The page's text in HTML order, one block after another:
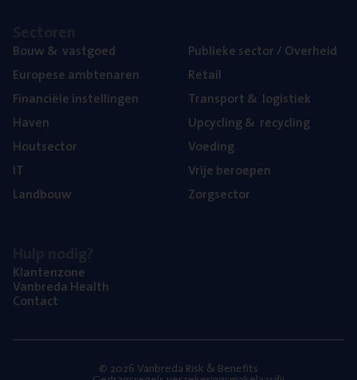
Bouw& vastgoed
Euro­pe­se ambtenaren
Finan­ci­ë­le instellingen
Haven
Hout­sec­tor
IT
Land­bouw
Publie­ke sec­tor / Overheid
Retail
Trans­port& logistiek
Upcy­cling& recycling
Voe­ding
Vrije beroe­pen
Zorg­sec­tor
Klan­ten­zo­ne
Van­b­re­da Health
Con­tact
© 2026 Vanbreda Risk & Benefits